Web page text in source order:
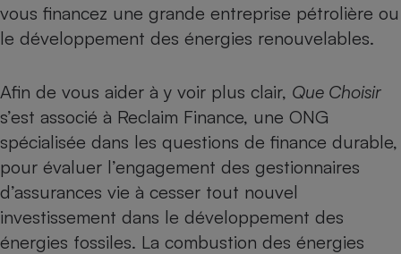
vous financez une grande entreprise pétrolière ou
le développement des énergies renouvelables.
Afin de vous aider à y voir plus clair, Que Choisir
s’est associé à Reclaim Finance, une ONG
spécialisée dans les questions de finance durable,
pour évaluer l’engagement des gestionnaires
d’assurances vie à cesser tout nouvel
investissement dans le développement des
énergies fossiles. La combustion des énergies
Plaque de cuisson à
induction
Téléphone mobile -
Smartphone
Radiateur électrique
Climatiseur -
Ventilateur